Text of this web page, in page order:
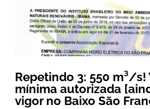
Repetindo 3: 550 m³/s!
mínima autorizada
vigor no Baixo São